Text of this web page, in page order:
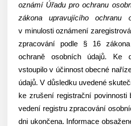
oznámí Úřadu pro ochranu
zákona upravujícího ochranu
v minulosti oznámení
zpracování podle § 16
ochraně osobních údajů. Ke
vstoupilo v účinnost obecné
údajů. V důsledku uvedené
ke zrušení registrační povinnosti
vedení registru zpracování
dni ukončena. Informace